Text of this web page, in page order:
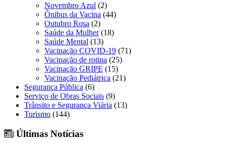
Novembro Azul (2)
Ônibus da Vacina (44)
Outubro Rosa (2)
Saúde da Mulher(18)
Saúde Mental (13)
Vacinação COVID-19 (71)
Vacinação de rotina (25)
Vacinação GRIPE (15)
Vacinação Pediátrica (21)
Segurança Pública (6)
Serviço de Obras Sociais (9)
Trânsito e Segurança Viária (13)
Turismo (144)
Últimas Notícias